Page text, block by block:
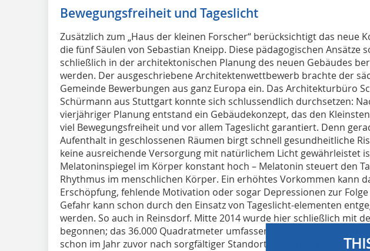
Bewegungsfreiheit und Tageslicht
Zusätzlich zum „Haus der kleinen Forscher“ berücksichtigt das neue
die fünf Säulen von Sebastian Kneipp. Diese pädagogischen Ansätze
schließlich in der architektonischen Planung des neuen Gebäudes
werden. Der ausgeschriebene Architektenwettbewerb brachte der
Gemeinde Bewerbungen aus ganz Europa ein. Das Architekturbüro
Schürmann aus Stuttgart konnte sich schlussendlich durchsetzen:
vierjähriger Planung entstand ein Gebäudekonzept, das den
viel Bewegungsfreiheit und vor allem Tageslicht garantiert. Denn
Aufenthalt in geschlossenen Räumen birgt schnell gesundheitliche
keine ausreichende Versorgung mit natürlichem Licht gewährleistet
Melatoninspiegel im Körper konstant hoch – Melatonin steuert den
Rhythmus im menschlichen Körper. Ein erhöhtes Vorkommen kann
Erschöpfung, fehlende Motivation oder sogar Depressionen zur
Gefahr kann schon durch den Einsatz von Tageslicht-elementen
werden. So auch in Reinsdorf. Mitte 2014 wurde hier schließlich mit
begonnen; das 36.000 Quadratmeter umfassende Baugelände hatte
schon im Jahr zuvor nach sorgfältiger Standortwahl erworben.